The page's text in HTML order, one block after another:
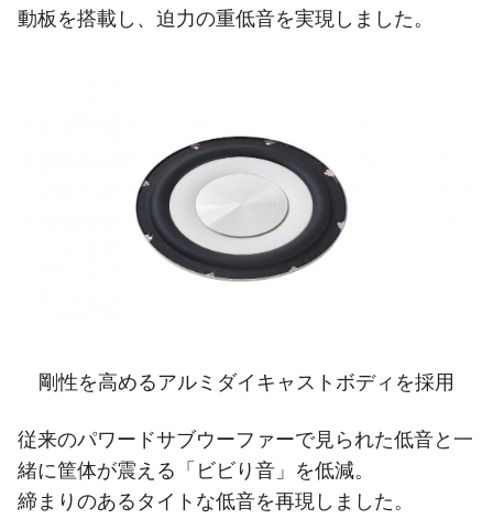
動板を搭載し、迫力の重低音を実現しました。
剛性を高めるアルミダイキャストボディを採用
従来のパワードサブウーファーで見られた低音と一
緒に筐体が震える「ビビり音」を低減。
締まりのあるタイトな低音を再現しました。